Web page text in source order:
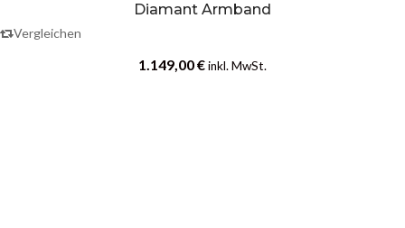
Diamant Armband
Vergleichen
1.149,00€inkl. MwSt.